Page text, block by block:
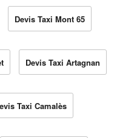
Devis Taxi Mont 65
Devis Taxi Artagnan
Taxi Camalès